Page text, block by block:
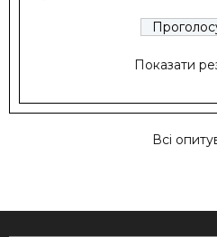
Показати
Всі